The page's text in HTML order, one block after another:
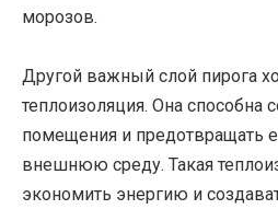
морозов.
Другой важный слой пирога
теплоизоляция. Она способна
помещения и предотвращать
внешнюю среду. Такая
экономить энергию и